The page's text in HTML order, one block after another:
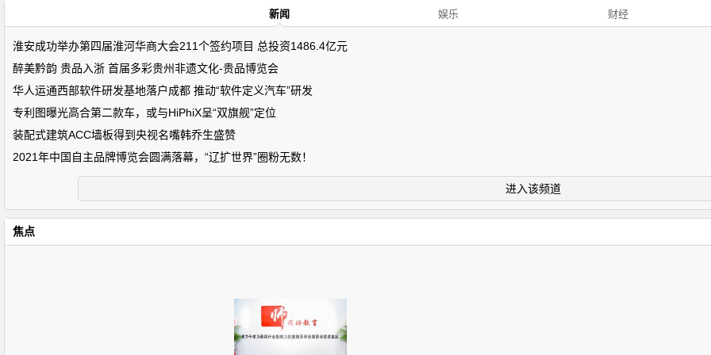
新闻 娱乐 财经
淮安成功举办第四届淮河华商大会211个签约项目 总投资1486.4亿元
醉美黔韵 贵品入浙 首届多彩贵州非遗文化-贵品博览会
华人运通西部软件研发基地落户成都 推动“软件定义汽车”研发
专利图曝光高合第二款车，或与HiPhiX呈“双旗舰”定位
装配式建筑ACC墙板得到央视名嘴韩乔生盛赞
2021年中国自主品牌博览会圆满落幕，“辽扩世界”圈粉无数！
进入该频道
焦点